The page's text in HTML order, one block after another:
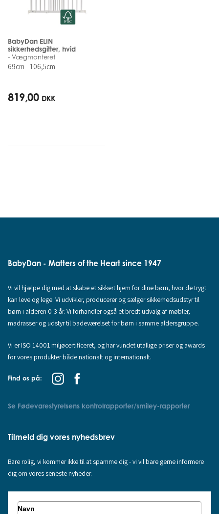
BabyDan ELIN
sikkerhedsgitter, hvid
- Vægmonteret
69cm - 106,5cm
819,00 DKK
BabyDan - Matters of the Heart since 1947
Vi vil hjælpe dig med at skabe et sikkert hjem for dine børn, hvor de trygt
kan leve og lege. Vi udvikler, producerer og sælger sikkerhedsudstyr til
børn i alderen 0-3 år. Vi forhandler også et bredt udvalg af møbler,
madrasser og udstyr til badeværelset for børn i samme aldersgruppe.
Vi er ISO 14001 miljøcertificeret, og har vundet utallige priser og awards
for vores produkter både nationalt og internationalt.
Find os på:
Se Fødevarestyrelsens kontrolrapporter/smiley-rapporter
Tilmeld dig vores nyhedsbrev
Bare rolig, vi kommer ikke til at spamme dig - vi vil bare gerne informere
dig om vores seneste nyheder.
Navn